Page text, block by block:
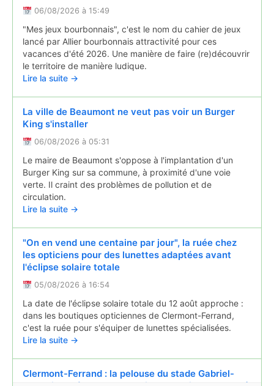
06/08/2026 à 15:49
"Mes jeux bourbonnais", c'est le nom du cahier de jeux
lancé par Allier bourbonnais attractivité pour ces
vacances d'été 2026. Une manière de faire (re)découvrir
le territoire de manière ludique.
Lire la suite →
La ville de Beaumont ne veut pas voir un Burger
King s'installer
06/08/2026 à 05:31
Le maire de Beaumont s'oppose à l'implantation d'un
Burger King sur sa commune, à proximité d'une voie
verte. Il craint des problèmes de pollution et de
circulation.
Lire la suite →
"On en vend une centaine par jour", la ruée chez
les opticiens pour des lunettes adaptées avant
l'éclipse solaire totale
05/08/2026 à 16:54
La date de l'éclipse solaire totale du 12 août approche :
dans les boutiques opticiennes de Clermont-Ferrand,
c'est la ruée pour s'équiper de lunettes spécialisées.
Lire la suite →
Clermont-Ferrand : la pelouse du stade Gabriel-